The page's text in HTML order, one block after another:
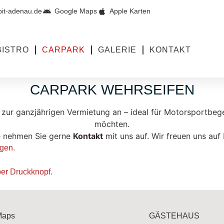
adenau.de Google Maps Apple Karten
CARPARK GALERIE KONTAKT
CARPARK WEHRSEIFEN
ganzjährigen Vermietung an – ideal für
möchten.
nehmen Sie gerne Kontakt mit uns auf. Wir freuen uns auf
Druckknopf.
GÄSTEHAUS